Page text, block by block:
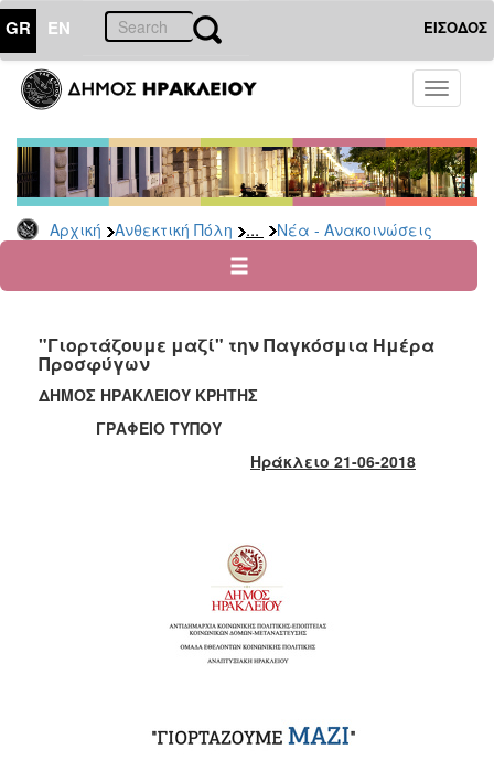
GR EN ΕΙΣΟΔΟΣ
Toggle
Αρχική Ανθεκτική Πόλη ... Νέα - Ανακοινώσεις
ΑΝΘΕΚΤΙΚΗ
ΠΟΛΗ
Κοινωνική
Πολιτική
Νέα
Ανακοινώσεις
για
Οικονομική
Αδυναμία
Φυσικές
Απασχόλησης
Ημερήσιας
"Γιορτάζουμε μαζί" την Παγκόσμια Ημέρα
Προσφύγων
ΔΗΜΟΣ ΗΡΑΚΛΕΙΟΥ ΚΡΗΤΗΣ
ΓΡΑΦΕΙΟ ΤΥΠΟΥ
Ηράκλειο 21-06-2018